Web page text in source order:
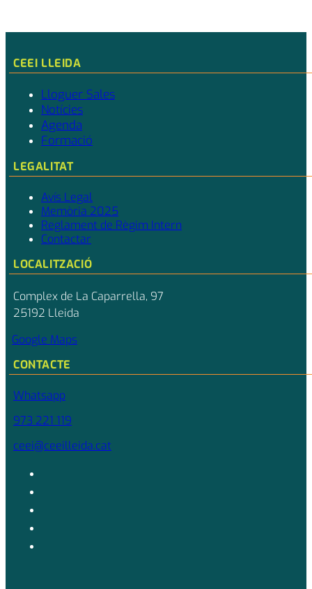
CEEI LLEIDA
Lloguer Sales
Notícies
Agenda
Formació
LEGALITAT
Avís Legal
Memòria 2025
Reglament de Règim Intern
Contactar
LOCALITZACIÓ
Complex de La Caparrella, 97
25192 Lleida
Google Maps
CONTACTE
Whatsapp
973 221 119
ceei@ceeilleida.cat